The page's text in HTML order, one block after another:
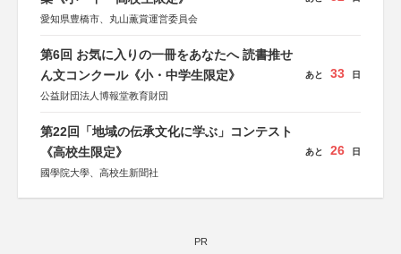
愛知県豊橋市、丸山薫賞運営委員会
第6回 お気に入りの一冊をあなたへ 読書推せ
ん文コンクール《小・中学生限定》
公益財団法人博報堂教育財団
あと 33 日
第22回「地域の伝承文化に学ぶ」コンテスト
《高校生限定》
國學院大學、高校生新聞社
あと 26 日
PR